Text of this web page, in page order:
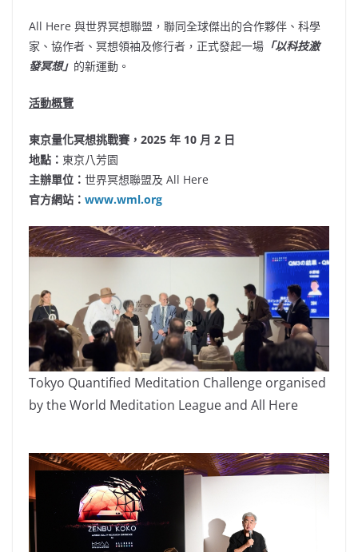
All Here 與世界冥想聯盟，聯同全球傑出的合作夥伴、科學
家、協作者、冥想領袖及修行者，正式發起一場 「以科技激
發冥想」 的新運動。
活動概覽
東京量化冥想挑戰賽，2025 年 10 月 2 日
地點： 東京八芳園
主辦單位： 世界冥想聯盟及 All Here
官方網站： www.wml.org
Tokyo Quantified Meditation Challenge organised
by the World Meditation League and All Here